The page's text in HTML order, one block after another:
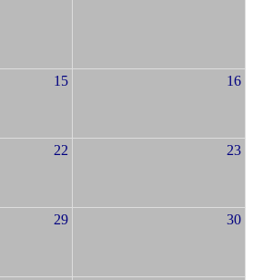
15 16
22 23
29 30